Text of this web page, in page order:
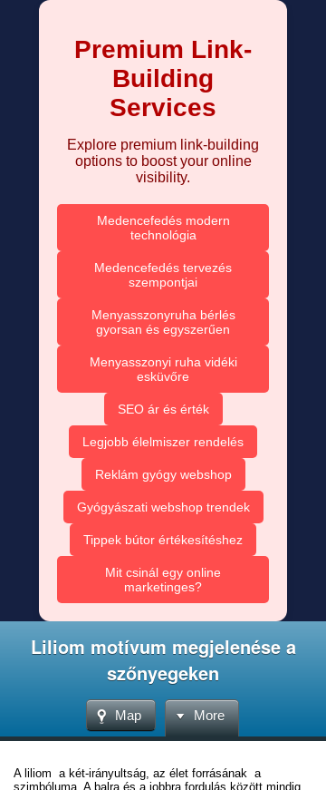
Premium Link-
Building
Services
Explore premium link-building
options to boost your online
visibility.
Medencefedés modern
technológia
Medencefedés tervezés
szempontjai
Menyasszonyruha bérlés
gyorsan és egyszerűen
Menyasszonyi ruha vidéki
esküvőre
SEO ár és érték
Legjobb élelmiszer rendelés
Reklám gyógy webshop
Gyógyászati webshop trendek
Tippek bútor értékesítéshez
Mit csinál egy online
marketinges?
Liliom motívum megjelenése a
szőnyegeken
Map More
A liliom a két-irányultság, az élet forrásának a
szimbóluma. A balra és a jobbra fordulás között mindig